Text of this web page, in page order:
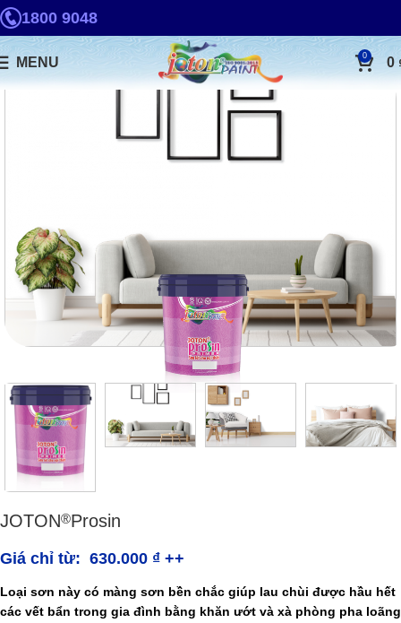
1800 9048
MENU 0 0
JOTON®Prosin
Giá chỉ từ: 630.000 ₫ ++
Loại sơn này có màng sơn bền chắc giúp lau chùi được hầu hết
các vết bẩn trong gia đình bằng khăn ướt và xà phòng pha loãng